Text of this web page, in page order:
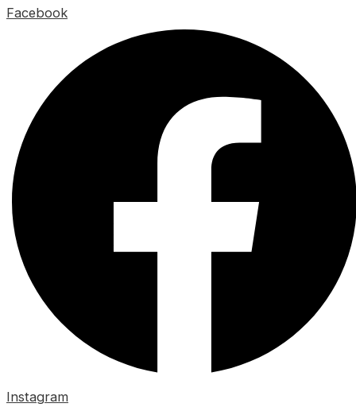
Facebook
Instagram